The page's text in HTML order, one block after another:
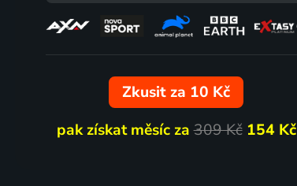
Zkusit za 10 Kč
pak získat měsíc za309 Kč 154 Kč